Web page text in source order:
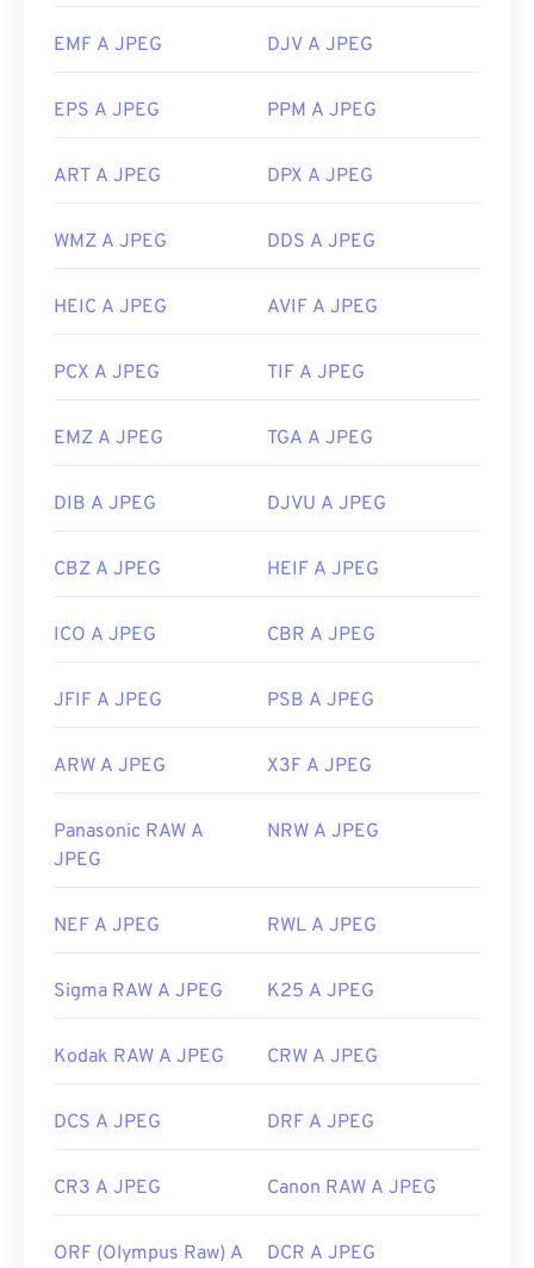
I file JPEG si aprono automaticamente sui browser
Microsoft come
Microsoft Foto e sulle applicazioni
Sviluppato da:
Joint Photographic Experts Group
Link utili:
EMF A JPEG DJV A JPEG
EPS A JPEG PPM A JPEG
ART A JPEG DPX A JPEG
WMZ A JPEG DDS A JPEG
HEIC A JPEG AVIF A JPEG
PCX A JPEG TIF A JPEG
EMZ A JPEG TGA A JPEG
DIB A JPEG DJVU A JPEG
CBZ A JPEG HEIF A JPEG
ICO A JPEG CBR A JPEG
JFIF A JPEG PSB A JPEG
ARW A JPEG X3F A JPEG
Panasonic RAW A
JPEG
NRW A JPEG
NEF A JPEG RWL A JPEG
Sigma RAW A JPEG K25 A JPEG
Kodak RAW A JPEG CRW A JPEG
DCS A JPEG DRF A JPEG
CR3 A JPEG Canon RAW A JPEG
ORF (Olympus Raw) A
DCR A JPEG